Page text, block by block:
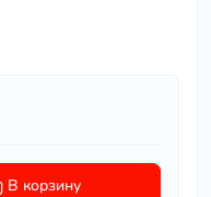
В корзину